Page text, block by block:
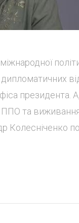
ППО та
Колесніченко